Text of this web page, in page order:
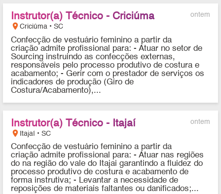
ontem
Instrutor(a) Técnico - Criciúma
location_onCriciúma • SC
Confecção de vestuário feminino a partir da
criação admite profissional para: - Atuar no setor de
Sourcing instruindo as confecções externas,
responsáveis pelo processo produtivo de costura e
acabamento; - Gerir com o prestador de serviços os
indicadores de produção (Giro de
Costura/Acabamento),...
ontem
Instrutor(a) Técnico - Itajaí
location_on Itajaí • SC
Confecção de vestuário feminino a partir da
criação admite profissional para: - Atuar nas regiões
do na região do vale do Itajai garantindo a fluidez do
processo produtivo de costura e acabamento de
forma instrutiva; - Levantar a necessidade de
reposições de materiais faltantes ou danificados;...